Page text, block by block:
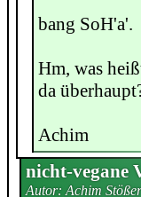
bang SoH'a'.
Hm, was
da
Achim
nicht-vegane
Autor: Achim